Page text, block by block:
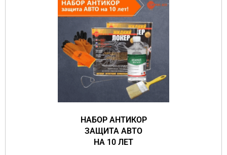
НАБОР АНТИКОР
ЗАЩИТА АВТО
НА 10 ЛЕТ